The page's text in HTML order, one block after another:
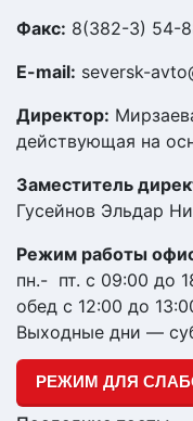
Факс: 8(382-3) 54-
E-mail: seversk-
Директор:
действующая на
Заместитель
Гусейнов Эльдар
Режим работы
пн.- пт. с 09:00 до
обед с 12:00 до
Выходные дни —
РЕЖИМ ДЛЯ